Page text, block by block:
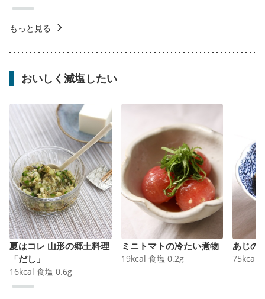
もっと見る
おいしく減塩したい
夏はコレ 山形の郷土料理
「だし」
16kcal 食塩 0.6g
ミニトマトの冷たい煮物
19kcal 食塩 0.2g
あじの
75kcal